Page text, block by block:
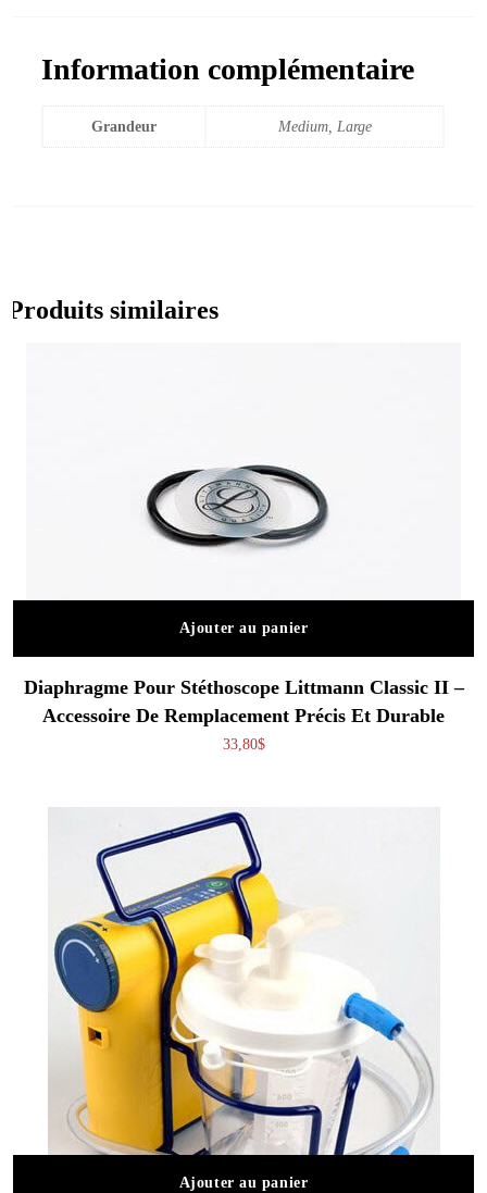
Information complémentaire
Grandeur Medium, Large
Produits similaires
Ajouter au panier
Diaphragme Pour Stéthoscope Littmann Classic II –
Accessoire De Remplacement Précis Et Durable
33,80$
Ajouter au panier